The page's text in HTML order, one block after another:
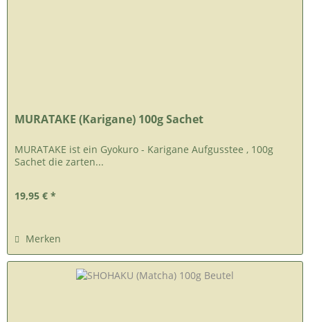
MURATAKE (Karigane) 100g Sachet
MURATAKE ist ein Gyokuro - Karigane Aufgusstee , 100g
Sachet die zarten...
19,95 € *
Merken